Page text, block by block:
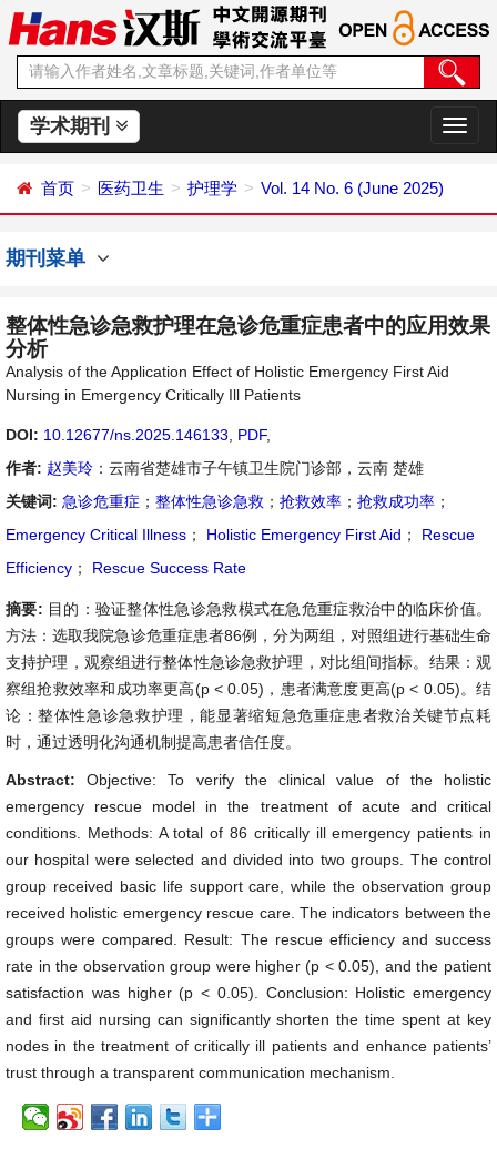
学术期刊
切
换
首页 医药卫生 护理学 Vol. 14 No. 6 (June 2025)
期刊菜单
整体性急诊急救护理在急诊危重症患者中的应用效果
分析
Analysis of the Application Effect of Holistic Emergency First Aid
Nursing in Emergency Critically Ill Patients
DOI: 10.12677/ns.2025.146133 PDF,
作者: 赵美玲 ：云南省楚雄市子午镇卫生院门诊部，云南 楚雄
关键词: 急诊危重症 ； 整体性急诊急救 ； 抢救效率 ； 抢救成功率 ；
Emergency Critical Illness ； Holistic Emergency First Aid ；
Rescue
Efficiency ； Rescue Success Rate
摘要: 目的：验证整体性急诊急救模式在急危重症救治中的临床价值。
方法：选取我院急诊危重症患者86例，分为两组，对照组进行基础生命
支持护理，观察组进行整体性急诊急救护理，对比组间指标。结果：观
察组抢救效率和成功率更高(p < 0.05)，患者满意度更高(p < 0.05)。结
论：整体性急诊急救护理，能显著缩短急危重症患者救治关键节点耗
时，通过透明化沟通机制提高患者信任度。
Abstract:Objective: To verify the clinical value of the holistic
emergency rescue model in the treatment of acute and critical
conditions. Methods: A total of 86 critically ill emergency patients in
our hospital were selected and divided into two groups. The control
group received basic life support care, while the observation group
received holistic emergency rescue care. The indicators between the
groups were compared. Result: The rescue efficiency and success
rate in the observation group were higher (p < 0.05), and the patient
satisfaction was higher (p < 0.05). Conclusion: Holistic emergency
and first aid nursing can significantly shorten the time spent at key
nodes in the treatment of critically ill patients and enhance patients’
trust through a transparent communication mechanism.